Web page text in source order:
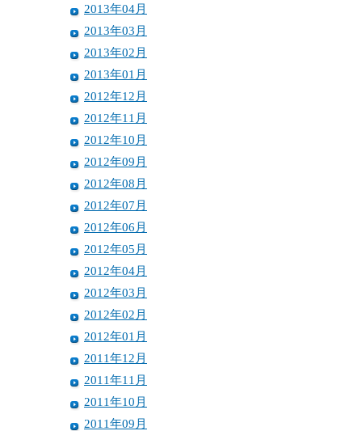
2013年04月
2013年03月
2013年02月
2013年01月
2012年12月
2012年11月
2012年10月
2012年09月
2012年08月
2012年07月
2012年06月
2012年05月
2012年04月
2012年03月
2012年02月
2012年01月
2011年12月
2011年11月
2011年10月
2011年09月